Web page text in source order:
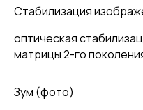
Стабилизация
оптическая
матрицы 2-го
Зум (фото)